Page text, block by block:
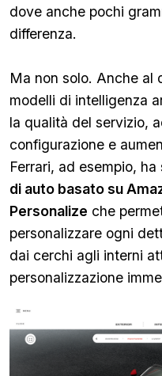
dove anche pochi
differenza.
Ma non solo. Anche al
modelli di intelligenza
la qualità del servizio,
configurazione e
Ferrari, ad esempio,
di auto basato su
Personalize che
personalizzare ogni
dai cerchi agli interni
personalizzazione